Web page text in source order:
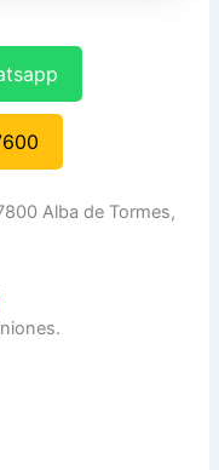
Alba de Tormes,